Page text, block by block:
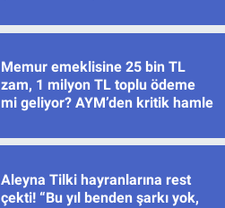
Memur emeklisine 25 bin TL
zam, 1 milyon TL toplu ödeme
mi geliyor? AYM’den kritik hamle
Aleyna Tilki hayranlarına rest
çekti! “Bu yıl benden şarkı yok,